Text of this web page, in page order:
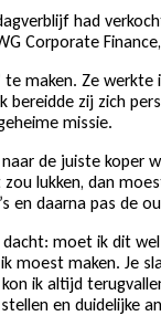
had
Corporate
maken. Ze
zij zich
missie.
de juiste koper
lukken, dan
en daarna pas de
moet ik dit
moest maken.
ik altijd
en duidelijke